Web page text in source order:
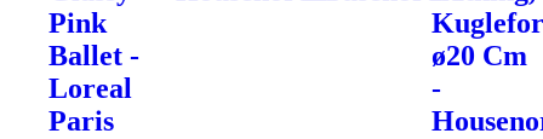
Pink
Ballet -
Loreal
Paris
ø20 Cm
-